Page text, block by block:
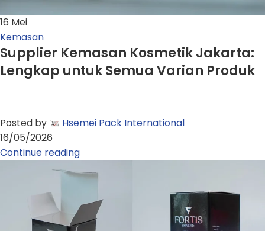
16 Mei
Kemasan
Supplier Kemasan Kosmetik Jakarta:
Lengkap untuk Semua Varian Produk
Posted by
Hsemei Pack International
16/05/2026
Continue reading